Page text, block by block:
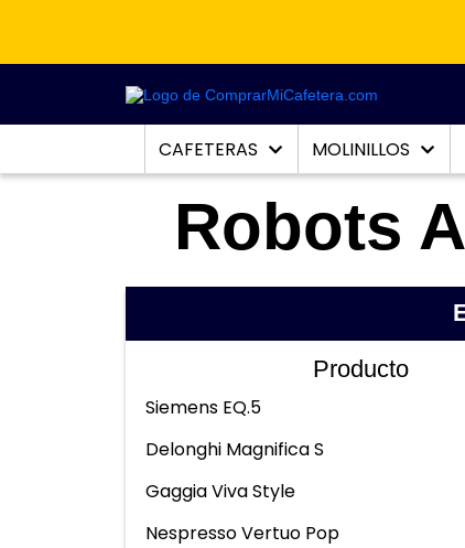
CAFETERAS MOLINILLOS
Robots
Producto
Siemens EQ.5
Delonghi Magnifica S
Gaggia Viva Style
Nespresso Vertuo Pop